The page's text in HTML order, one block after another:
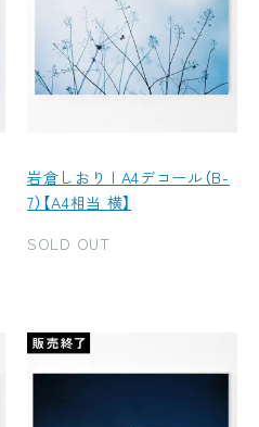
岩倉しおり | A4デコール（B-
7）【A4相当 横】
SOLD OUT